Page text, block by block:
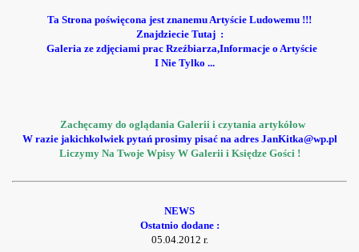
Ta Strona poświęcona jest znanemu Artyście Ludowemu !!!
Znajdziecie Tutaj :
Galeria ze zdjęciami prac Rzeźbiarza,Informacje o Artyście
I Nie Tylko ...
Zachęcamy do oglądania Galerii i czytania artykółow
W razie jakichkolwiek pytań prosimy pisać na adres JanKitka@wp.pl
Liczymy Na Twoje Wpisy W Galerii i Księdze Gości !
NEWS
Ostatnio dodane :
05.04.2012 r.